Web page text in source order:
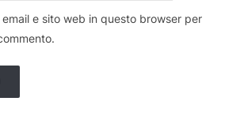
email e sito web in questo browser per